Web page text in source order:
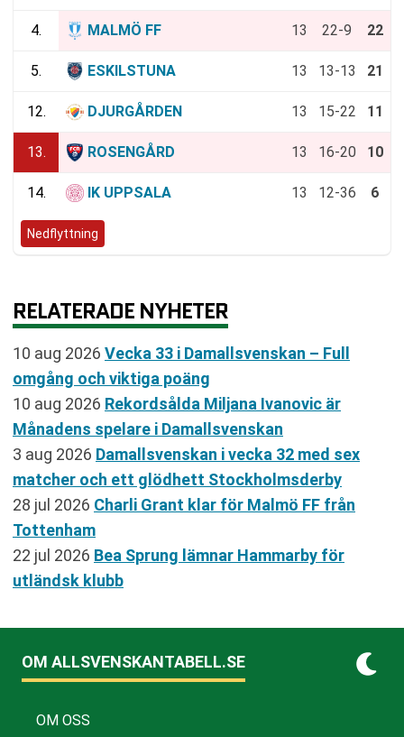
4. MALMÖ FF 13 22-9 22
5. ESKILSTUNA 13 13-13 21
12. DJURGÅRDEN 13 15-22 11
13. ROSENGÅRD 13 16-20 10
14. IK UPPSALA 13 12-36 6
Nedflyttning
RELATERADE NYHETER
10 aug 2026 Vecka 33 i Damallsvenskan – Full
omgång och viktiga poäng
10 aug 2026 Rekordsålda Miljana Ivanovic är
Månadens spelare i Damallsvenskan
3 aug 2026 Damallsvenskan i vecka 32 med sex
matcher och ett glödhett Stockholmsderby
28 jul 2026 Charli Grant klar för Malmö FF från
Tottenham
22 jul 2026 Bea Sprung lämnar Hammarby för
utländsk klubb
OM ALLSVENSKANTABELL.SE
OM OSS